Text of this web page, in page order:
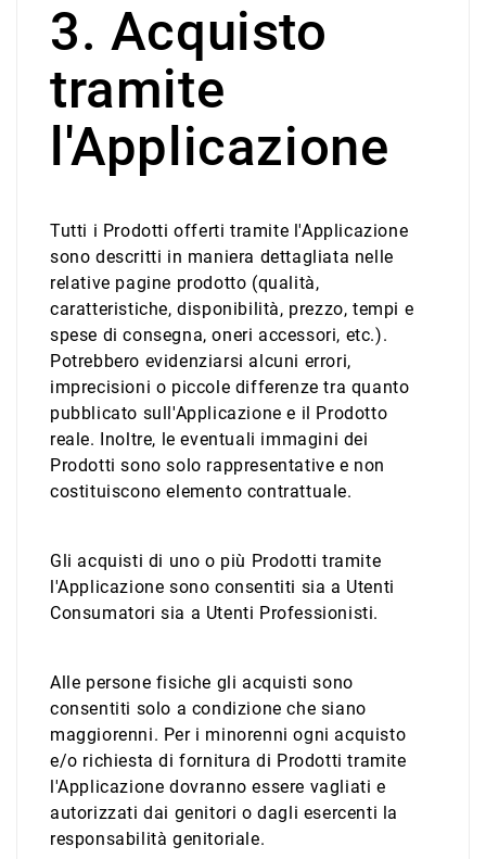
3. Acquisto
tramite
l'Applicazione
Tutti i Prodotti offerti tramite l'Applicazione
sono descritti in maniera dettagliata nelle
relative pagine prodotto (qualità,
caratteristiche, disponibilità, prezzo, tempi e
spese di consegna, oneri accessori, etc.).
Potrebbero evidenziarsi alcuni errori,
imprecisioni o piccole differenze tra quanto
pubblicato sull'Applicazione e il Prodotto
reale. Inoltre, le eventuali immagini dei
Prodotti sono solo rappresentative e non
costituiscono elemento contrattuale.
Gli acquisti di uno o più Prodotti tramite
l'Applicazione sono consentiti sia a Utenti
Consumatori sia a Utenti Professionisti.
Alle persone fisiche gli acquisti sono
consentiti solo a condizione che siano
maggiorenni. Per i minorenni ogni acquisto
e/o richiesta di fornitura di Prodotti tramite
l'Applicazione dovranno essere vagliati e
autorizzati dai genitori o dagli esercenti la
responsabilità genitoriale.